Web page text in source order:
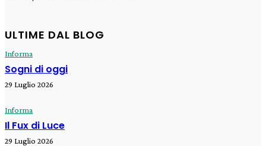
ULTIME DAL BLOG
Informa
Sogni di oggi
29 Luglio 2026
Informa
Il Fux di Luce
29 Luglio 2026